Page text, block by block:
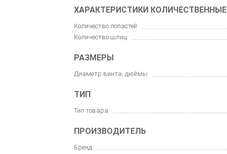
ХАРАКТЕРИСТИКИ КОЛИЧЕСТВЕННЫЕ
Количество лопастей
Количество шлиц
РАЗМЕРЫ
Диаметр винта, дюймы
ТИП
Тип товара
ПРОИЗВОДИТЕЛЬ
Бренд